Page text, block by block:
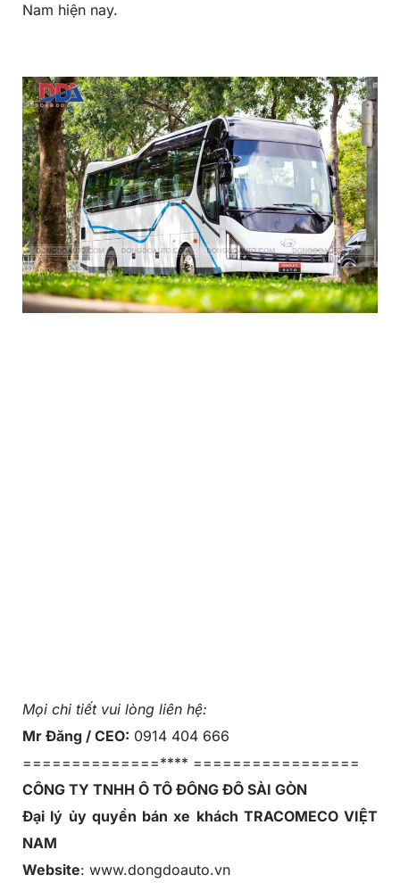
Nam hiện nay.
Mọi chi tiết vui lòng liên hệ:
Mr Đăng / CEO: 0914 404 666
==============**** =================
CÔNG TY TNHH Ô TÔ ĐÔNG ĐÔ SÀI GÒN
Đại lý ủy quyền bán xe khách TRACOMECO VIỆT
NAM
Website: www.dongdoauto.vn